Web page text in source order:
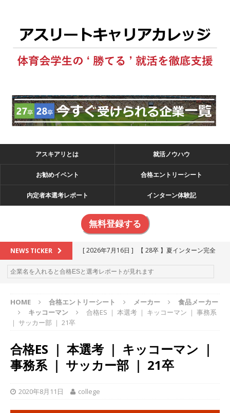
アスキアリとは 就活ノウハウ
お勧めイベント 合格エントリーシート
内定者本選考レポート インターン体験記
無料登録する
NEWS TICKER [ 2026年7月16日 ]
【 28卒 】夏インターン完全
攻略セミナー ｜ 予約フォーム
お勧めイベン
[ 2026年6月13日 ] ≪ 27卒 ≫アスキヤリ個人相
る優良企業一覧（26社）
体育会積極採用企業
[ 2026年5月16日 ]
【 2028卒 】 今すぐ受けられ
る優良企業一覧（18社）
HOME 合格エントリーシート メーカー
食品メーカー
キッコーマン
合格ES ｜ 本選考 ｜ キッコーマン ｜ 事務系
｜ サッカー部 ｜ 21卒
合格ES ｜ 本選考 ｜ キッコーマン ｜
事務系 ｜ サッカー部 ｜ 21卒
2020年8月11日 college